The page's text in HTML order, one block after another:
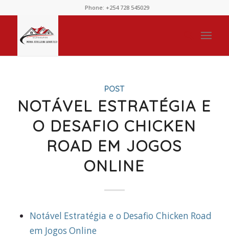
Phone: +254 728 545029
POST
NOTÁVEL ESTRATÉGIA E
O DESAFIO CHICKEN
ROAD EM JOGOS
ONLINE
Notável Estratégia e o Desafio Chicken Road
em Jogos Online